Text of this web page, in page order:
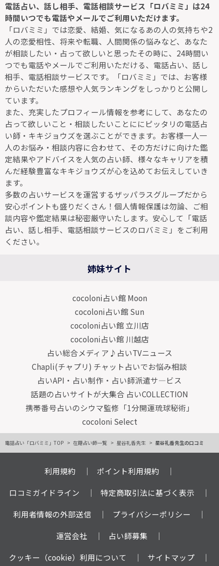
電話占い、話し相手、電話相談サービス「ロバミミ」は24
時間いつでも電話やメールでご利用いただけます。
「ロバミミ」では恋愛、結婚、気になるあの人の気持ちや2
人の恋愛相性、将来や転職、人間関係の悩みなど、あなた
が相談したい・占って欲しいと思ったその時に、24時間い
つでも電話やメールでご利用いただける、電話占い、話し
相手、電話相談サービスです。「ロバミミ」では、お客様
からいただいた感想や人気ランキングをしっかりと公開し
ています。
また、充実したプロフィール情報を参考にして、あなたの
占って欲しいこと・相談したいことににピッタリの電話占
い師・キキジョウズを選ぶことができます。お客様一人一
人のお悩み・相談内容に合わせて、その方だけに向けた鑑
定結果やアドバイスを人気の占い師、様々なキャリアを積
んだ経験豊富なキキジョウズが心を込めてお伝えしていき
ます。
多数の占いサービスを運営するザッパラスグループだから
安心ポイントも盛りだくさん！個人情報保護は勿論、ご相
談内容や鑑定結果は秘密厳守いたします。安心して「電話
占い、話し相手、電話相談サービスのロバミミ」をご利用
ください。
姉妹サイト
cocoloni占い館 Moon
cocoloni占い館 Sun
cocoloni占い館 立川店
cocoloni占い館 川越店
占い総合メディア♪占いTVニュース
Chapli(チャプリ) チャット占いでお悩み相談
占いAPI・占い制作・占い師派遣サ―ビス
話題の占いサイトが大集合 占いCOLLECTION
携帯番号占いのシウマ監修「1分開運琉球秘術」
cocoloni Select
電話占い「ロバミミ」TOP 在籍占い師一覧 星谷礼香先生 星谷礼香先生の口コミ
利用規約
ポイント利用規約
口コミガイドライン
特定商取引法に基づく表示
利用者情報の外部送信
プライバシーポリシー
運営会社
占い師募集
クッキー（cookie）利用について
サイトマップ